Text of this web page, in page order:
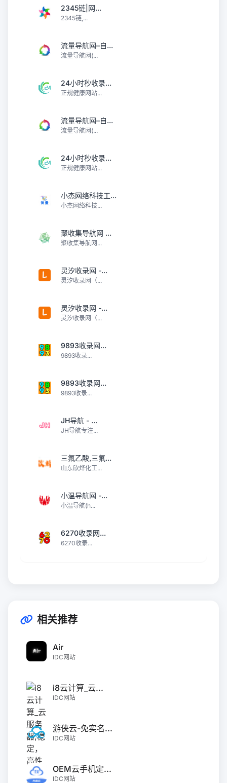
2345链|网...
2345链,...
流量导航网–自...
流量导航网(...
24小时秒收录...
正规健康网站...
流量导航网–自...
流量导航网(...
24小时秒收录...
正规健康网站...
小杰网络科技工...
小杰网络科技...
聚收集导航网 ...
聚收集导航网...
灵汐收录网 -...
灵汐收录网（...
灵汐收录网 -...
灵汐收录网（...
9893收录网...
9893收录...
9893收录网...
9893收录...
JH导航 - ...
JH导航专注...
三氟乙酸,三氟...
山东欣烨化工...
小温导航网 -...
小温导航(h...
6270收录网...
6270收录...
相关推荐
Air
IDC网站
i8云计算_云...
IDC网站
游侠云-免实名...
IDC网站
OEM云手机定...
IDC网站